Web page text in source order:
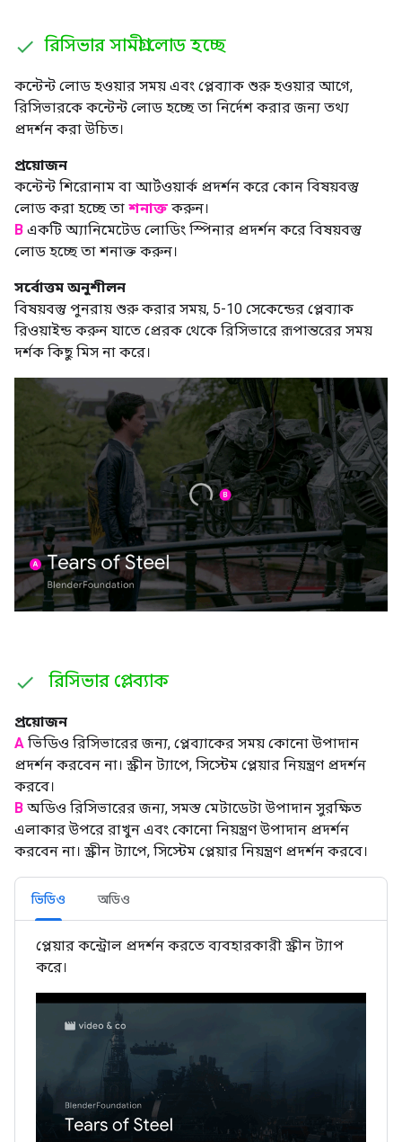
রিসিভার সামগ্রী লোড হচ্ছে
কন্টেন্ট লোড হওয়ার সময় এবং প্লেব্যাক শুরু হওয়ার আগে,
রিসিভারকে কন্টেন্ট লোড হচ্ছে তা নির্দেশ করার জন্য তথ্য
প্রদর্শন করা উচিত।
প্রয়োজন
কন্টেন্ট শিরোনাম বা আর্টওয়ার্ক প্রদর্শন করে কোন বিষয়বস্তু
লোড করা হচ্ছে তা শনাক্ত করুন।
B একটি অ্যানিমেটেড লোডিং স্পিনার প্রদর্শন করে বিষয়বস্তু
লোড হচ্ছে তা শনাক্ত করুন।
সর্বোত্তম অনুশীলন
বিষয়বস্তু পুনরায় শুরু করার সময়, 5-10 সেকেন্ডের প্লেব্যাক
রিওয়াইন্ড করুন যাতে প্রেরক থেকে রিসিভারে রূপান্তরের সময়
দর্শক কিছু মিস না করে।
রিসিভার প্লেব্যাক
প্রয়োজন
A ভিডিও রিসিভারের জন্য, প্লেব্যাকের সময় কোনো উপাদান
প্রদর্শন করবেন না। স্ক্রীন ট্যাপে, সিস্টেম প্লেয়ার নিয়ন্ত্রণ প্রদর্শন
করবে।
B অডিও রিসিভারের জন্য, সমস্ত মেটাডেটা উপাদান সুরক্ষিত
এলাকার উপরে রাখুন এবং কোনো নিয়ন্ত্রণ উপাদান প্রদর্শন
করবেন না। স্ক্রীন ট্যাপে, সিস্টেম প্লেয়ার নিয়ন্ত্রণ প্রদর্শন করবে।
ভিডিও অডিও
প্লেয়ার কন্ট্রোল প্রদর্শন করতে ব্যবহারকারী স্ক্রীন ট্যাপ
করে।